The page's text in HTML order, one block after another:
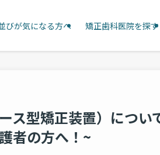
びが気になる方へ 矯正歯科医院を探す
ス型矯正装置）につい
者の方へ！~